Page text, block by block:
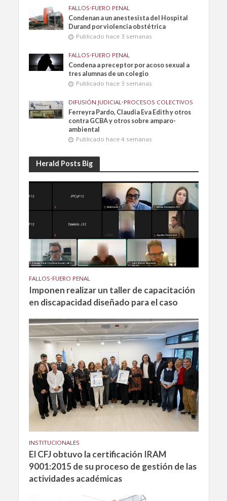
FALLOS•FUERO PENAL
Condenan a un anestesista del Hospital
Durand por violencia obstétrica
Publicado hace 3 semanas
FALLOS•FUERO PENAL
Condena a preceptor por acoso sexual a
tres alumnas de un colegio
Publicado hace 3 semanas
DIFUSIÓN JUDICIAL•PROCESOS COLECTIVOS
Ferreyra Pardo, Claudia Eva Edith y otros
contra GCBA y otros sobre amparo-
ambiental
Publicado hace 4 semanas
Herald Posts Big
FALLOS•FUERO PENAL
Imponen realizar un taller de capacitación
en discapacidad diseñado para el caso
INSTITUCIONALES
El CFJ obtuvo la certificación IRAM
9001:2015 de su proceso de gestión de las
actividades académicas